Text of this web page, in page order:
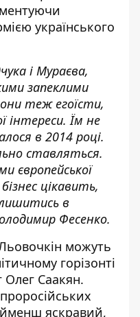
українського
і Мураєва,
запеклими
теж егоїсти,
інтереси. Їм не
в 2014 році.
ставляться.
європейської
цікавить,
в
Фесенко.
можуть
горізонті
Олег Саакян.
яскравий,